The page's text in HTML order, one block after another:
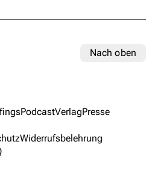
Nach oben
PodcastVerlagPresse
Widerrufsbelehrung